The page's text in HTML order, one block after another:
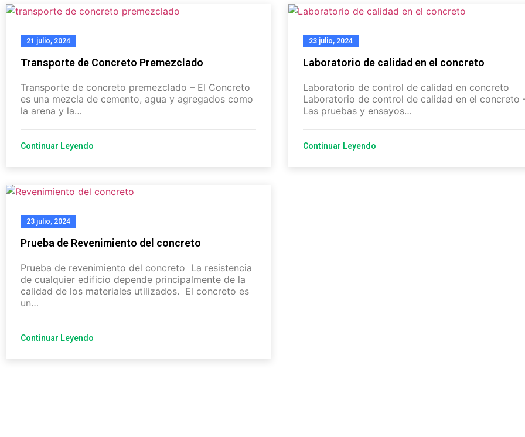
21 julio, 2024
Transporte de Concreto Premezclado
Transporte de concreto premezclado – El Concreto
es una mezcla de cemento, agua y agregados como
la arena y la…
Continuar Leyendo
23 julio, 2024
Laboratorio de calidad en el concreto
Laboratorio de control de calidad en concreto
Laboratorio de control de calidad en el concreto
Las pruebas y ensayos…
Continuar Leyendo
23 julio, 2024
Prueba de Revenimiento del concreto
Prueba de revenimiento del concreto La resistencia
de cualquier edificio depende principalmente de la
calidad de los materiales utilizados. El concreto es
un…
Continuar Leyendo